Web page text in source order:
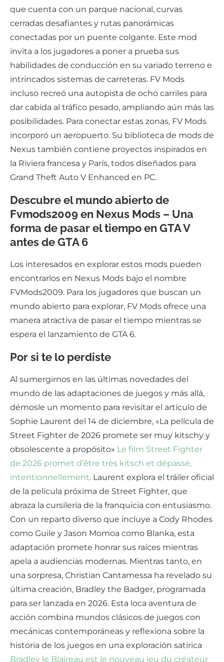
que cuenta con un parque nacional, curvas
cerradas desafiantes y rutas panorámicas
conectadas por un puente colgante. Este mod
invita a los jugadores a poner a prueba sus
habilidades de conducción en su variado terreno e
intrincados sistemas de carreteras. FV Mods
incluso recreó una autopista de ocho carriles para
dar cabida al tráfico pesado, ampliando aún más las
posibilidades. Para conectar estas zonas, FV Mods
incorporó un aeropuerto. Su biblioteca de mods de
Nexus también contiene proyectos inspirados en
la Riviera francesa y París, todos diseñados para
Grand Theft Auto V Enhanced en PC.
Descubre el mundo abierto de
Fvmods2009 en Nexus Mods – Una
forma de pasar el tiempo en GTA V
antes de GTA 6
Los interesados en explorar estos mods pueden
encontrarlos en Nexus Mods bajo el nombre
FVMods2009. Para los jugadores que buscan un
mundo abierto para explorar, FV Mods ofrece una
manera atractiva de pasar el tiempo mientras se
espera el lanzamiento de GTA 6.
Por si te lo perdiste
Al sumergirnos en las últimas novedades del
mundo de las adaptaciones de juegos y más allá,
démosle un momento para revisitar el artículo de
Sophie Laurent del 14 de diciembre, «La película de
Street Fighter de 2026 promete ser muy kitschy y
obsolescente a propósito» Le film Street Fighter
de 2026 promet d’être très kitsch et dépassé,
intentionnellement. Laurent explora el tráiler oficial
de la película próxima de Street Fighter, que
abraza la cursilería de la franquicia con entusiasmo.
Con un reparto diverso que incluye a Cody Rhodes
como Guile y Jason Momoa como Blanka, esta
adaptación promete honrar sus raíces mientras
apela a audiencias modernas. Mientras tanto, en
una sorpresa, Christian Cantamessa ha revelado su
última creación, Bradley the Badger, programada
para ser lanzada en 2026. Esta loca aventura de
acción combina mundos clásicos de juegos con
mecánicas contemporáneas y reflexiona sobre la
historia de los juegos en una exploración satírica
Bradley le Blaireau est le nouveau jeu du créateur